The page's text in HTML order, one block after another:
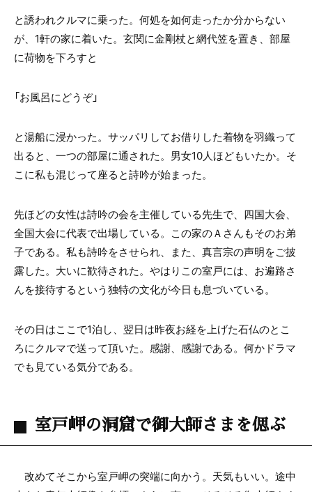
と誘われクルマに乗った。何処を如何走ったか分からない
が、1軒の家に着いた。玄関に金剛杖と網代笠を置き、部屋
に荷物を下ろすと
「お風呂にどうぞ」
と湯船に浸かった。サッパリしてお借りした着物を羽織って
出ると、一つの部屋に通された。男女10人ほどもいたか。そ
こに私も混じって座ると詩吟が始まった。
先ほどの女性は詩吟の会を主催している先生で、四国大会、
全国大会に代表で出場している。この家のＡさんもそのお弟
子である。私も詩吟をさせられ、また、真言宗の声明をご披
露した。大いに歓待された。やはりこの室戸には、お遍路さ
んを接待するという独特の文化が今日も息づいている。
その日はここで1泊し、翌日は昨夜お経を上げた石仏のとこ
ろにクルマで送って頂いた。感謝、感謝である。何かドラマ
でも見ている気分である。
室戸岬の洞窟で御大師さまを偲ぶ
改めてそこから室戸岬の突端に向かう。天気もいい。途中